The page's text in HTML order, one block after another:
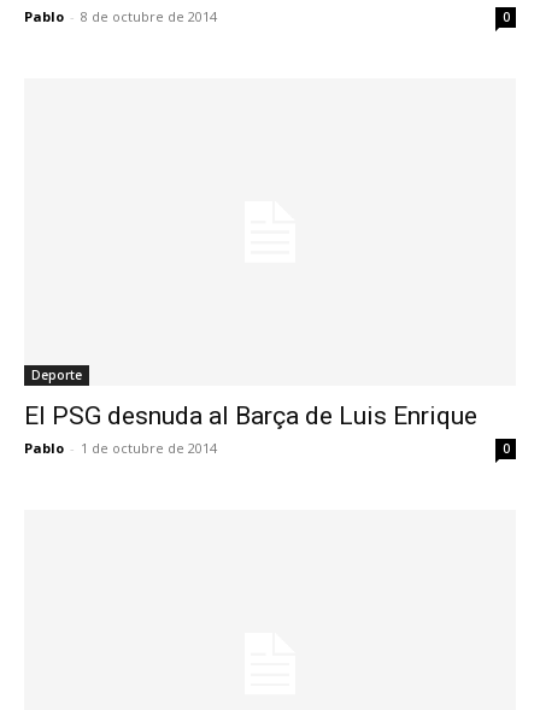
Pablo - 8 de octubre de 2014 0
Deporte
El PSG desnuda al Barça de Luis Enrique
Pablo - 1 de octubre de 2014 0